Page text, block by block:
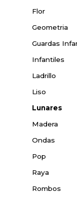
Flor
Geometria
Guardas
Infantiles
Ladrillo
Liso
Lunares
Madera
Ondas
Pop
Raya
Rombos